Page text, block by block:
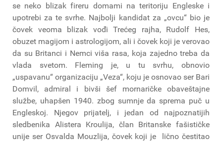
se neko blizak fireru domami na teritoriju Engleske i
upotrebi za te svrhe. Najbolji kandidat za „ovcu“ bio je
čovek veoma blizak vođi Trećeg rajha, Rudolf Hes,
obuzet magijom i astrologijom, ali i čovek koji je verovao
da su Britanci i Nemci viša rasa, koja zajedno treba da
vlada svetom. Fleming je, u tu svrhu, obnovio
„uspavanu“ organizaciju „Veza“, koju je osnovao ser Bari
Domvil, admiral i bivši šef mornaričke obaveštajne
službe, uhapšen 1940. zbog sumnje da sprema puč u
Engleskoj. Njegov prijatelj, i jedan od najpoznatijih
sledbenika Alistera Kroulija, član Britanske fašističke
unije ser Osvalda Mouzlija, čovek koji je lično čestitao